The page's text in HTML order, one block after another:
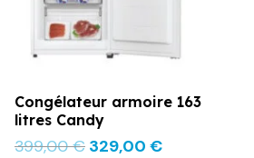
Congélateur armoire 163
litres Candy
399,00€ 329,00 €